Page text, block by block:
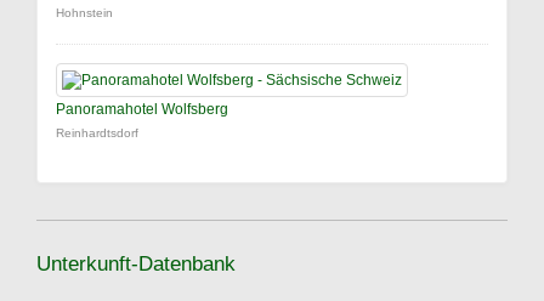
Hohnstein
Panoramahotel Wolfsberg
Reinhardtsdorf
Unterkunft-Datenbank